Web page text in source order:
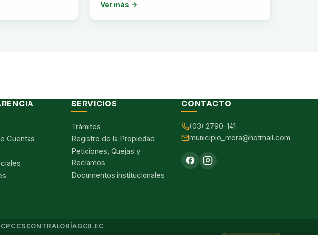
Ver más →
Cuentas
SERVICIOS
Trámites
Registro de la Propiedad
Peticiones, Quejas y
Reclamos
Documentos institucionales
CONTACTO
(03) 2790-141
municipio_mera@hotmail.com
CPCCSCONTRALORÍAGOB.EC